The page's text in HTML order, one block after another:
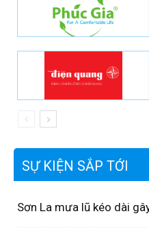
SỰ KIỆN SẮP TỚI
Sơn La mưa lũ kéo dài